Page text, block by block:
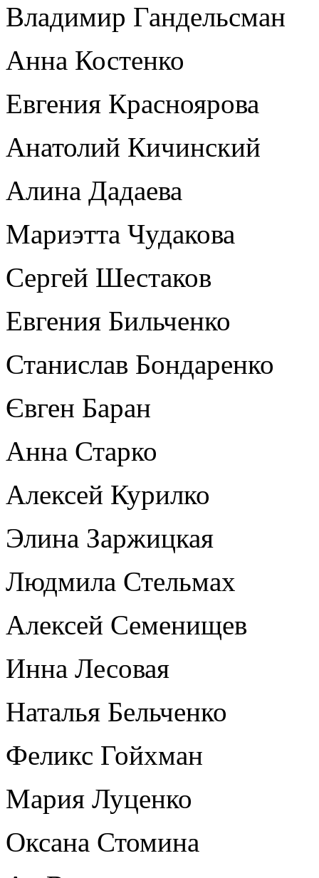
Владимир Гандельсман
Анна Костенко
Евгения Красноярова
Анатолий Кичинский
Алина Дадаева
Мариэтта Чудакова
Сергей Шестаков
Евгения Бильченко
Станислав Бондаренко
Євген Баран
Анна Старко
Алексей Курилко
Элина Заржицкая
Людмила Стельмах
Алексей Семенищев
Инна Лесовая
Наталья Бельченко
Феликс Гойхман
Мария Луценко
Оксана Стомина